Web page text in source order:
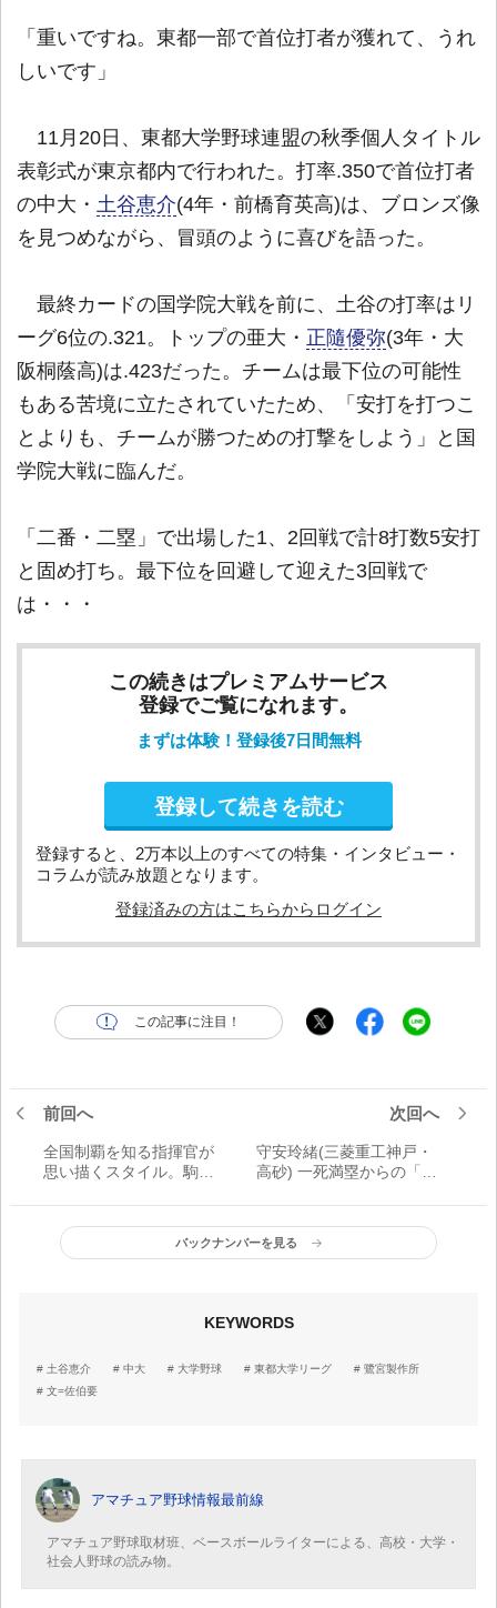
「重いですね。東都一部で首位打者が獲れて、うれ
しいです」
11月20日、東都大学野球連盟の秋季個人タイトル
表彰式が東京都内で行われた。打率.350で首位打者
の中大・ 土谷恵介(4年・前橋育英高)は、ブロンズ像
を見つめながら、冒頭のように喜びを語った。
最終カードの国学院大戦を前に、土谷の打率はリ
ーグ6位の.321。トップの亜大・ 正隨優弥(3年・大
阪桐蔭高)は.423だった。チームは最下位の可能性
もある苦境に立たされていたため、「安打を打つこ
とよりも、チームが勝つための打撃をしよう」と国
学院大戦に臨んだ。
「二番・二塁」で出場した1、2回戦で計8打数5安打
と固め打ち。最下位を回避して迎えた3回戦で
は・・・
この続きはプレミアムサービス
登録でご覧になれます。
まずは体験！登録後7日間無料
登録して続きを読む
登録すると、2万本以上のすべての特集・インタビュー・
コラムが読み放題となります。
登録済みの方はこちらからログイン
この記事に注目！
前回へ
全国制覇を知る指揮官が
思い描くスタイル。駒大
の春へ準備着々
次回へ
守安玲緒(三菱重工神戸・
高砂) 一死満塁からの「タ
抑えた真骨頂
バックナンバーを見る
KEYWORDS
土谷恵介 中大 大学野球 東都大学リーグ
鷺宮製作所
文=佐伯要
アマチュア野球情報最前線
アマチュア野球取材班、ベースボールライターによる、高校・大学・
社会人野球の読み物。